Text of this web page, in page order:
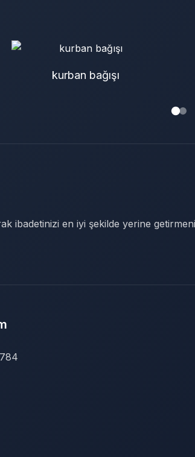
online kurban bağışı
ibadetinizi en iyi şekilde yerine